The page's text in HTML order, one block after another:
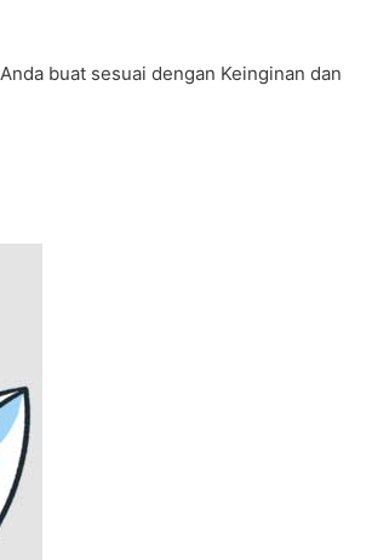
buat sesuai dengan Keinginan dan